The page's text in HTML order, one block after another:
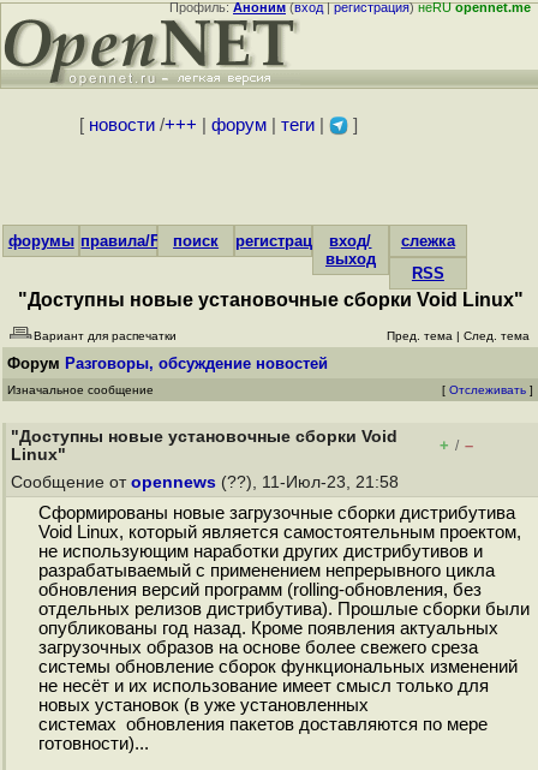
Профиль:Аноним(вход|регистрация)неRUopennet.me
[ новости/+++ форум| теги| ]
форумы правила/FAQпоиск регистрациявход/
выход
слежка
RSS
"Доступны новые установочные сборки Void Linux"
Вариант для распечатки Пред. тема | След. тема
Форум Разговоры, обсуждение новостей
Изначальное сообщение [ Отслеживать ]
"Доступны новые установочные сборки Void
Linux"
+ / –
Сообщение от opennews (??), 11-Июл-23, 21:58
Сформированы новые загрузочные сборки дистрибутива
Void Linux, который является самостоятельным проектом,
не использующим наработки других дистрибутивов и
разрабатываемый с применением непрерывного цикла
обновления версий программ (rolling-обновления, без
отдельных релизов дистрибутива). Прошлые сборки были
опубликованы год назад. Кроме появления актуальных
загрузочных образов на основе более свежего среза
системы обновление сборок функциональных изменений
не несёт и их использование имеет смысл только для
новых установок (в уже установленных
системах обновления пакетов доставляются по мере
готовности)...